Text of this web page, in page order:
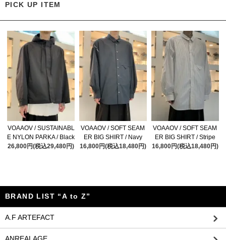
PICK UP ITEM
VOAAOV / SUSTAINABL
E NYLON PARKA / Black
26,800円(税込29,480円)
VOAAOV / SOFT SEAM
ER BIG SHIRT / Navy
16,800円(税込18,480円)
VOAAOV / SOFT SEAM
ER BIG SHIRT / Stripe
16,800円(税込18,480円)
BRAND LIST “A to Z”
A.F ARTEFACT